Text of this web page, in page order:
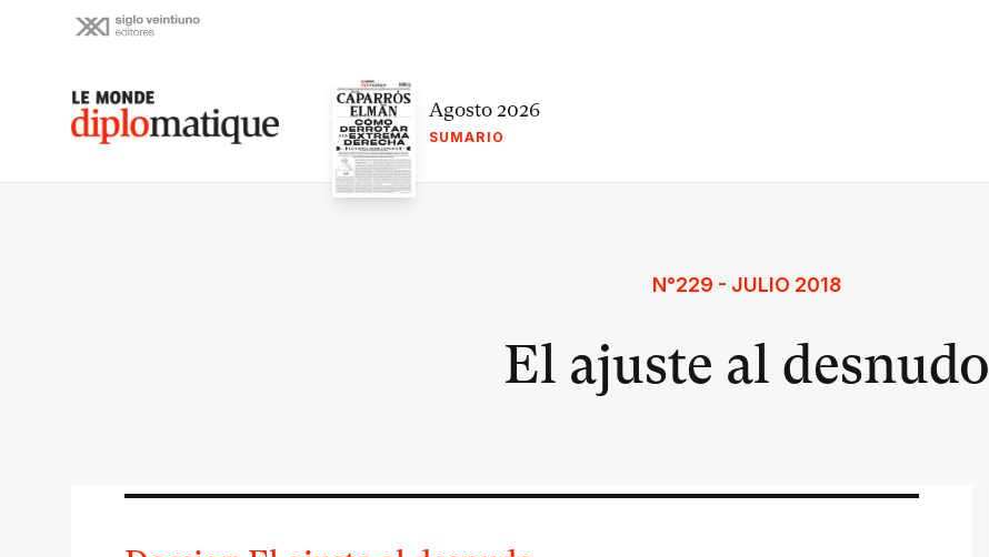
Le monde diplomatique Agosto 2026
SUMARIO
N°229 - JULIO 2018
El ajuste al desnudo